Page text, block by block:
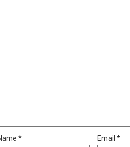
* Email *